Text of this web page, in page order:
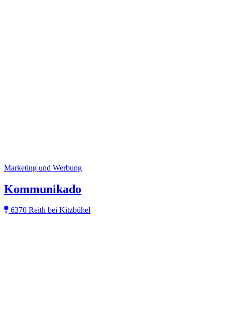
Marketing und Werbung
Kommunikado
6370 Reith bei Kitzbühel